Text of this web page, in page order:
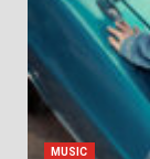
MUSIC